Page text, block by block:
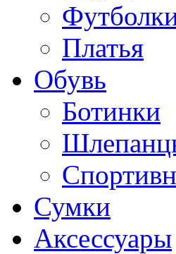
Платья
Обувь
Ботинки
Сумки
Аксессуары